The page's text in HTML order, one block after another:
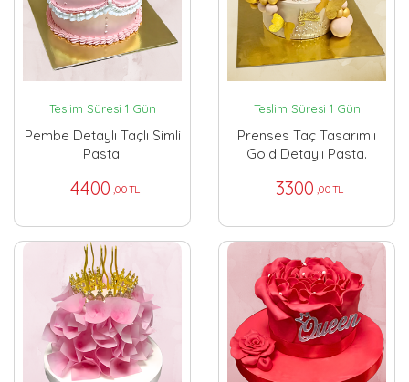
Teslim Süresi 1 Gün
Pembe Detaylı Taçlı Simli
Pasta.
4400 ,00 TL
Teslim Süresi 1 Gün
Prenses Taç Tasarımlı
Gold Detaylı Pasta.
3300 ,00 TL